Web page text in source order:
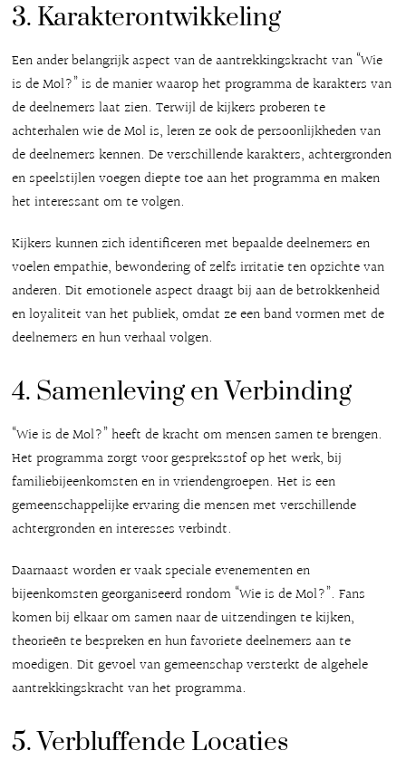
3. Karakterontwikkeling
Een ander belangrijk aspect van de aantrekkingskracht van “Wie
is de Mol?” is de manier waarop het programma de karakters van
de deelnemers laat zien. Terwijl de kijkers proberen te
achterhalen wie de Mol is, leren ze ook de persoonlijkheden van
de deelnemers kennen. De verschillende karakters, achtergronden
en speelstijlen voegen diepte toe aan het programma en maken
het interessant om te volgen.
Kijkers kunnen zich identificeren met bepaalde deelnemers en
voelen empathie, bewondering of zelfs irritatie ten opzichte van
anderen. Dit emotionele aspect draagt bij aan de betrokkenheid
en loyaliteit van het publiek, omdat ze een band vormen met de
deelnemers en hun verhaal volgen.
4. Samenleving en Verbinding
“Wie is de Mol?” heeft de kracht om mensen samen te brengen.
Het programma zorgt voor gespreksstof op het werk, bij
familiebijeenkomsten en in vriendengroepen. Het is een
gemeenschappelijke ervaring die mensen met verschillende
achtergronden en interesses verbindt.
Daarnaast worden er vaak speciale evenementen en
bijeenkomsten georganiseerd rondom “Wie is de Mol?”. Fans
komen bij elkaar om samen naar de uitzendingen te kijken,
theorieën te bespreken en hun favoriete deelnemers aan te
moedigen. Dit gevoel van gemeenschap versterkt de algehele
aantrekkingskracht van het programma.
5. Verbluffende Locaties